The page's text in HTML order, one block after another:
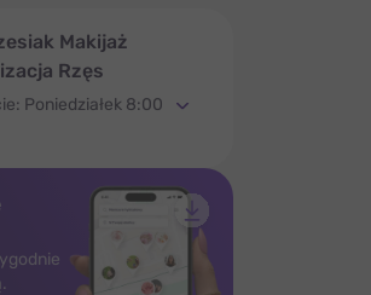
Makijaż
Rzęs
Poniedziałek 8:00